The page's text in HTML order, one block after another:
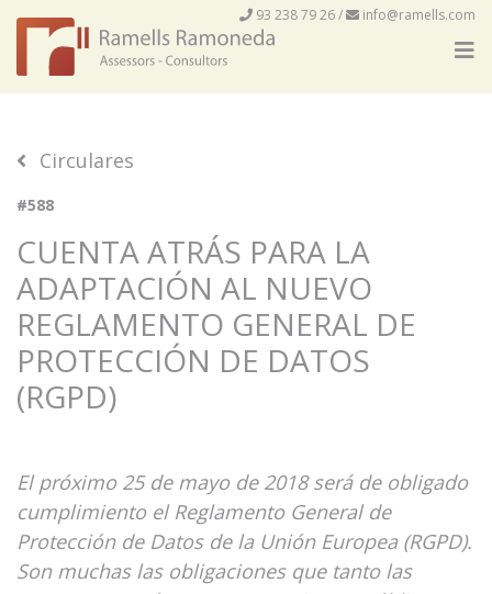
93 238 79 26/ info@ramells.com
Circulares
#588
CUENTA ATRÁS PARA LA
ADAPTACIÓN AL NUEVO
REGLAMENTO GENERAL DE
PROTECCIÓN DE DATOS
(RGPD)
El próximo 25 de mayo de 2018 será de obligado
cumplimiento el Reglamento General de
Protección de Datos de la Unión Europea (RGPD).
Son muchas las obligaciones que tanto las